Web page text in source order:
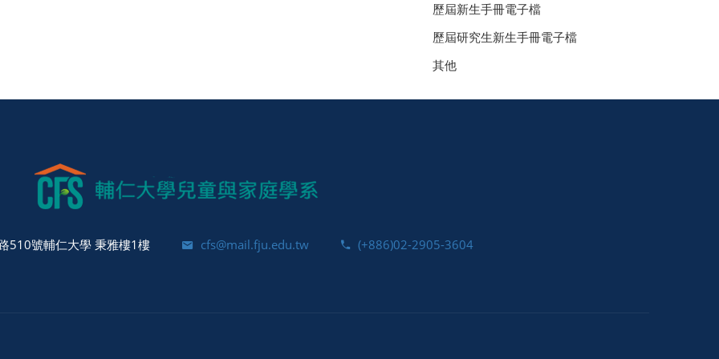
歷屆新生手冊電子檔
歷屆研究生新生手冊電子檔
其他
510號輔仁大學 秉雅樓1樓 cfs@mail.fju.edu.tw (+886)02-2905-3604